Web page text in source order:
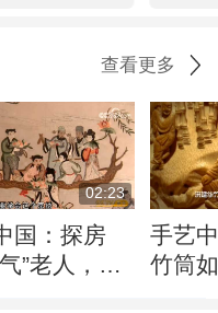
查看更多
02:23
国：探房
”老人，如
手艺
竹筒